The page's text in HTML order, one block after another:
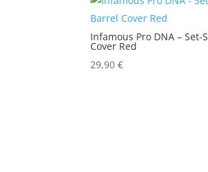
Infamous Pro DNA – Set-
Cover Red
29,90 €